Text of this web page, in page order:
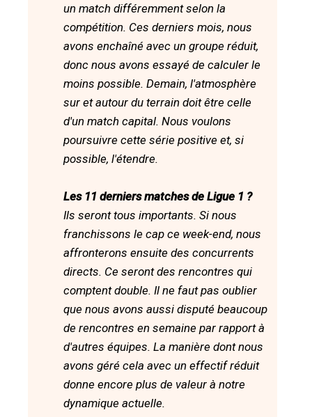
un match différemment selon la
compétition. Ces derniers mois, nous
avons enchaîné avec un groupe réduit,
donc nous avons essayé de calculer le
moins possible. Demain, l'atmosphère
sur et autour du terrain doit être celle
d'un match capital. Nous voulons
poursuivre cette série positive et, si
possible, l'étendre.
Les 11 derniers matches de Ligue 1 ?
Ils seront tous importants. Si nous
franchissons le cap ce week-end, nous
affronterons ensuite des concurrents
directs. Ce seront des rencontres qui
comptent double. Il ne faut pas oublier
que nous avons aussi disputé beaucoup
de rencontres en semaine par rapport à
d'autres équipes. La manière dont nous
avons géré cela avec un effectif réduit
donne encore plus de valeur à notre
dynamique actuelle.